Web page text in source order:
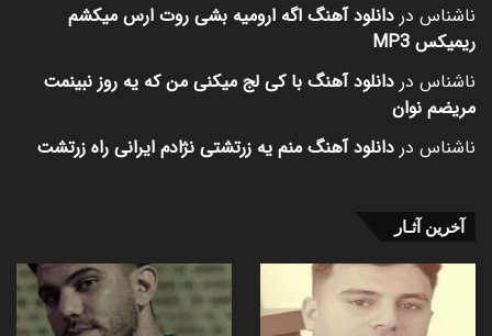
ناشناس در دانلود آهنگ اگه ارومیه بشی روت ارس میکشم
ریمیکس MP3
ناشناس در دانلود آهنگ با کی لج میکنی من که یه روز نبینمت
مریضم نوان
ناشناس در دانلود آهنگ منم یه زرتشتی نژادم ایرانی راه زرتشت
آخرین آثـار